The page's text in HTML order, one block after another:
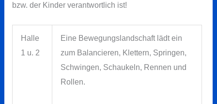
bzw. der Kinder verantwortlich ist!
Halle
1 u. 2
Eine Bewegungslandschaft lädt ein
zum Balancieren, Klettern, Springen,
Schwingen, Schaukeln, Rennen und
Rollen.